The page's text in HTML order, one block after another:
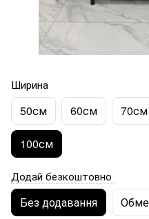
Ширина
50см 60см 70см
100см
Додай безкоштовно
Без додавання